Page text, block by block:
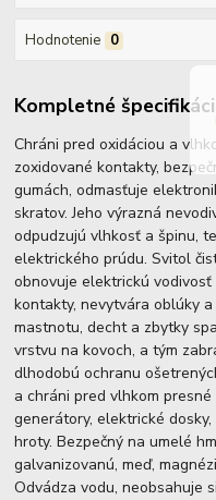
Hodnotenie 0
Kompletné
Chráni pred oxidáciou a
zoxidované kontakty,
gumách, odmasťuje
skratov. Jeho výrazná
odpudzujú vlhkosť a špinu,
elektrického prúdu. Svitol
obnovuje elektrickú
kontakty, nevytvára oblúky
mastnotu, decht a zbytky
vrstvu na kovoch, a tým
dlhodobú ochranu
a chráni pred vlhkom
generátory, elektrické
hroty. Bezpečný na umelé
galvanizovanú, meď,
Odvádza vodu, neobsahuje